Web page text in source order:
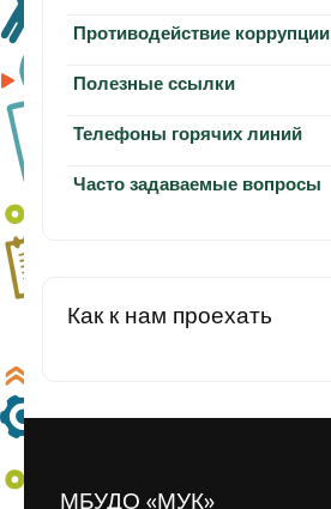
Противодействие коррупции
Полезные ссылки
Телефоны горячих линий
Часто задаваемые вопросы
Как к нам проехать
МБУДО «МУК»